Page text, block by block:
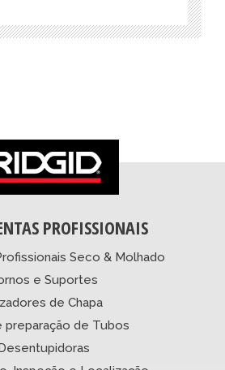
PROFISSIONAIS
Seco & Molhado
e Suportes
de Chapa
preparação de Tubos
Desentupidoras